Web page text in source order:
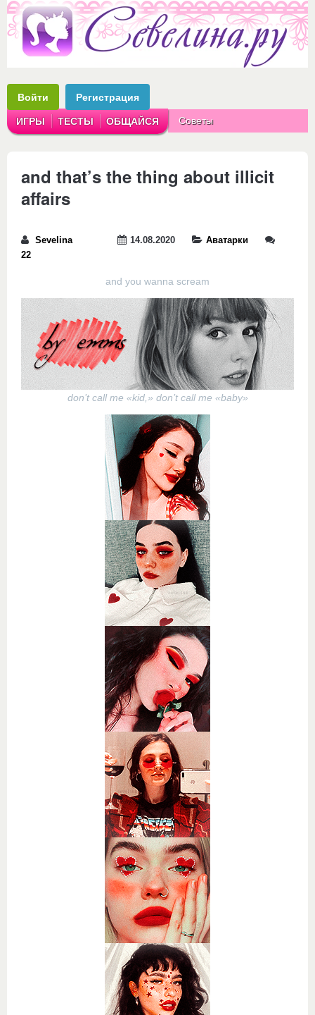
Войти Регистрация
ИГРЫ ТЕСТЫ ОБЩАЙСЯ Советы
and that’s the thing about illicit
affairs
Sevelina 14.08.2020
Аватарки
22
and you wanna scream
don’t call me «kid,» don’t call me «baby»